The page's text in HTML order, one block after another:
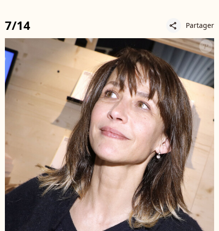
7/14 share Partager